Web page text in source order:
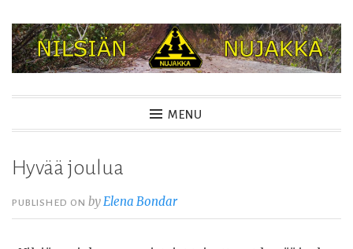
Skip
content
NILSIÄN NUJAKKA
MENU
Hyvää joulua
PUBLISHED ONby Elena Bondar